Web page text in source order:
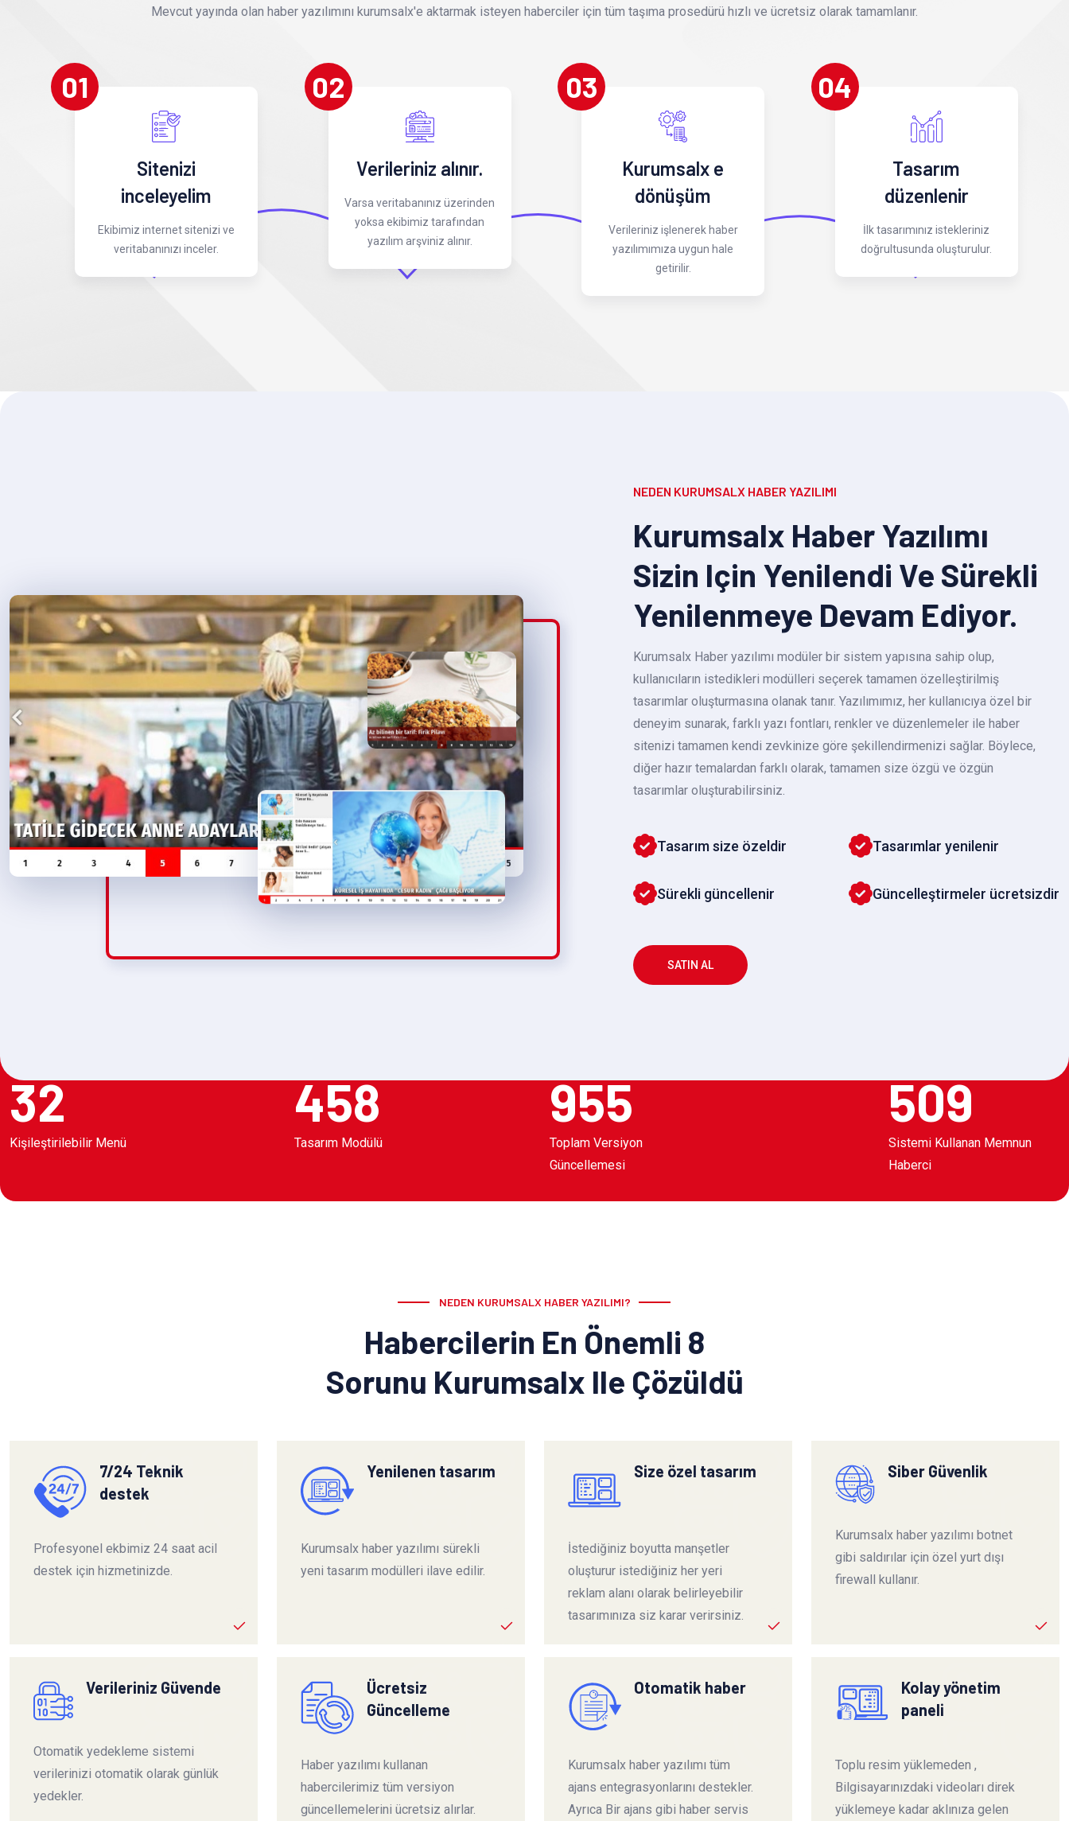
Mevcut yayında olan haber yazılımını kurumsalx'e aktarmak isteyen haberciler için tüm taşıma prosedürü hızlı ve ücretsiz olarak tamamlanır.
01
Sitenizi
inceleyelim
Ekibimiz internet sitenizi ve
veritabanınızı inceler.
02
Verileriniz alınır.
Varsa veritabanınız üzerinden
yoksa ekibimiz tarafından
yazılım arşviniz alınır.
03
Kurumsalx e
dönüşüm
Verileriniz işlenerek haber
yazılımımıza uygun hale
getirilir.
04
Tasarım
düzenlenir
İlk tasarımınız istekleriniz
doğrultusunda oluşturulur.
NEDEN KURUMSALX HABER YAZILIMI
Kurumsalx Haber Yazılımı
Sizin Için Yenilendi Ve Sürekli
Yenilenmeye Devam Ediyor.
Kurumsalx Haber yazılımı modüler bir sistem yapısına sahip olup,
kullanıcıların istedikleri modülleri seçerek tamamen özelleştirilmiş
tasarımlar oluşturmasına olanak tanır. Yazılımımız, her kullanıcıya özel bir
deneyim sunarak, farklı yazı fontları, renkler ve düzenlemeler ile haber
sitenizi tamamen kendi zevkinize göre şekillendirmenizi sağlar. Böylece,
diğer hazır temalardan farklı olarak, tamamen size özgü ve özgün
tasarımlar oluşturabilirsiniz.
Tasarım size özeldir
Sürekli güncellenir
Tasarımlar yenilenir
Güncelleştirmeler ücretsizdir
SATIN AL
32
Kişileştirilebilir Menü
458
Tasarım Modülü
955
Toplam Versiyon
Güncellemesi
509
Sistemi Kullanan Memnun
Haberci
NEDEN KURUMSALX HABER YAZILIMI?
Habercilerin En Önemli 8
Sorunu Kurumsalx Ile Çözüldü
7/24 Teknik
destek
Profesyonel ekbimiz 24 saat acil
destek için hizmetinizde.
Yenilenen tasarım
Kurumsalx haber yazılımı sürekli
yeni tasarım modülleri ilave edilir.
Size özel tasarım
İstediğiniz boyutta manşetler
oluşturur istediğiniz her yeri
reklam alanı olarak belirleyebilir
tasarımınıza siz karar verirsiniz.
Siber Güvenlik
Kurumsalx haber yazılımı botnet
gibi saldırılar için özel yurt dışı
firewall kullanır.
Verileriniz Güvende
Otomatik yedekleme sistemi
verilerinizi otomatik olarak günlük
yedekler.
Ücretsiz
Güncelleme
Haber yazılımı kullanan
habercilerimiz tüm versiyon
güncellemelerini ücretsiz alırlar.
Otomatik haber
Kurumsalx haber yazılımı tüm
ajans entegrasyonlarını destekler.
Ayrıca Bir ajans gibi haber servis
Kolay yönetim
paneli
Toplu resim yüklemeden ,
Bilgisayarınızdaki videoları direk
yüklemeye kadar aklınıza gelen